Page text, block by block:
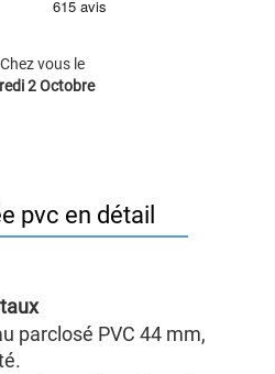
Chez vous le
2 Octobre
pvc en détail
parclosé PVC 44 mm,